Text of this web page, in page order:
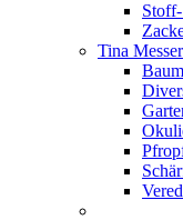
Tina Messer